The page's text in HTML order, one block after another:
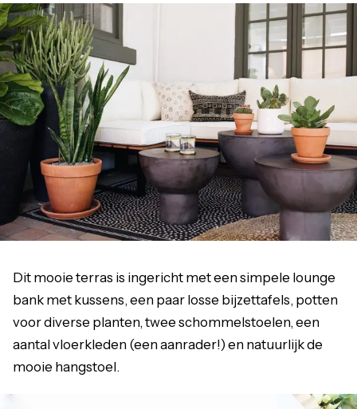
Dit mooie terras is ingericht met een simpele lounge
bank met kussens, een paar losse bijzettafels, potten
voor diverse planten, twee schommelstoelen, een
aantal vloerkleden (een aanrader!) en natuurlijk de
mooie hangstoel.